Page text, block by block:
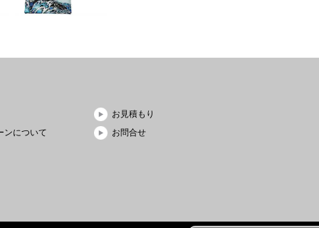
ンについて
お見積もり
お問合せ